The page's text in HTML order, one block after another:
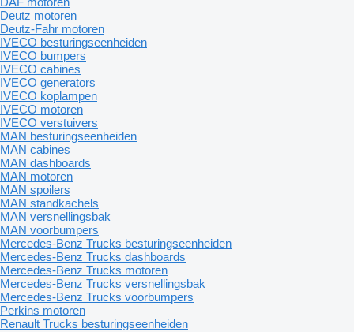
Deutz motoren
Deutz-Fahr motoren
IVECO besturingseenheiden
IVECO bumpers
IVECO cabines
IVECO generators
IVECO koplampen
IVECO motoren
IVECO verstuivers
MAN besturingseenheiden
MAN cabines
MAN dashboards
MAN motoren
MAN spoilers
MAN standkachels
MAN versnellingsbak
MAN voorbumpers
Mercedes-Benz Trucks besturingseenheiden
Mercedes-Benz Trucks dashboards
Mercedes-Benz Trucks motoren
Mercedes-Benz Trucks versnellingsbak
Mercedes-Benz Trucks voorbumpers
Perkins motoren
Renault Trucks besturingseenheiden